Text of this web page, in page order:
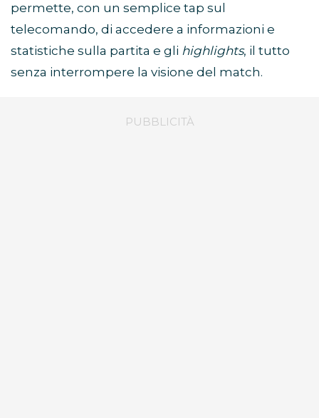
permette, con un semplice tap sul
telecomando, di accedere a informazioni e
statistiche sulla partita e gli highlights, il tutto
senza interrompere la visione del match.